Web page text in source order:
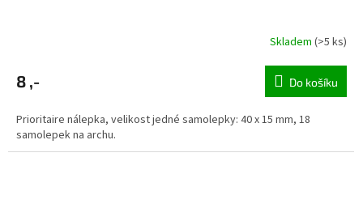
Skladem (>5 ks)
8 ,- Do košíku
Prioritaire nálepka, velikost jedné samolepky: 40 x 15 mm, 18
samolepek na archu.